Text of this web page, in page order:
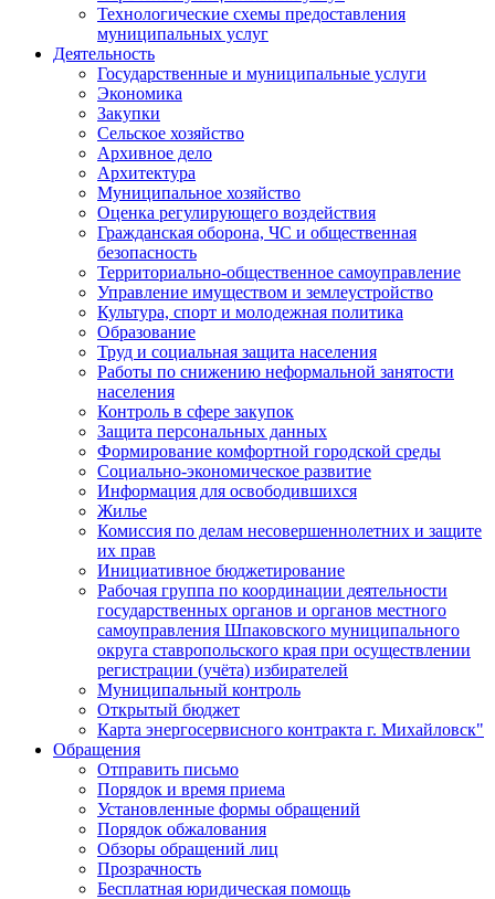
Технологические схемы предоставления
муниципальных услуг
Деятельность
Государственные и муниципальные услуги
Экономика
Закупки
Сельское хозяйство
Архивное дело
Архитектура
Муниципальное хозяйство
Оценка регулирующего воздействия
Гражданская оборона, ЧС и общественная
безопасность
Территориально-общественное самоуправление
Управление имуществом и землеустройство
Культура, спорт и молодежная политика
Образование
Труд и социальная защита населения
Работы по снижению неформальной занятости
населения
Контроль в сфере закупок
Защита персональных данных
Формирование комфортной городской среды
Социально-экономическое развитие
Информация для освободившихся
Жилье
Комиссия по делам несовершеннолетних и защите
их прав
Инициативное бюджетирование
Рабочая группа по координации деятельности
государственных органов и органов местного
самоуправления Шпаковского муниципального
округа ставропольского края при осуществлении
регистрации (учёта) избирателей
Муниципальный контроль
Открытый бюджет
Карта энергосервисного контракта г. Михайловск"
Обращения
Отправить письмо
Порядок и время приема
Установленные формы обращений
Порядок обжалования
Обзоры обращений лиц
Прозрачность
Бесплатная юридическая помощь